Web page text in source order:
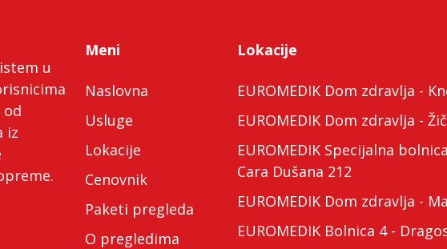
u
iz
Meni
Naslovna
Usluge
Lokacije
Cenovnik
Paketi pregleda
O pregledima
Lokacije
EUROMEDIK Dom zdravlja -
EUROMEDIK Dom zdravlja -
EUROMEDIK Specijalna
Cara Dušana 212
EUROMEDIK Dom zdravlja -
EUROMEDIK Bolnica 4 -